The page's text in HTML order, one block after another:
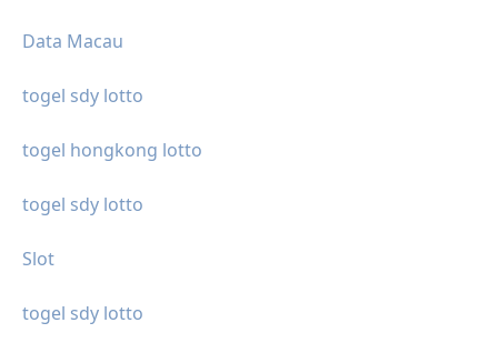
Data Macau
togel sdy lotto
togel hongkong lotto
togel sdy lotto
Slot
togel sdy lotto